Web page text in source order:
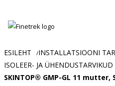
Usaldusväärne
ja
pood
ESILEHT /INSTALLATSIOONI
ISOLEER- JA ÜHENDUSTARVIKUD
SKINTOP® GMP-GL 11 mutter,